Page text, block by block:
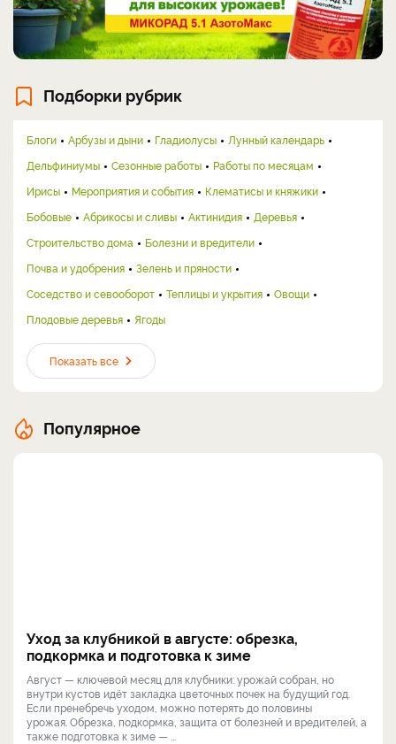
Подборки рубрик
Блоги Арбузы и дыни Гладиолусы
Лунный календарь
Дельфиниумы
Сезонные работы
Работы по месяцам
Ирисы
Мероприятия и события
Клематисы и княжики
Бобовые
Абрикосы и сливы Актинидия
Деревья
Строительство дома
Болезни и вредители
Почва и удобрения
Зелень и пряности
Соседство и севооборот
Теплицы и укрытия
Овощи
Плодовые деревья
Ягоды
Показать все
Популярное
Уход за клубникой в августе: обрезка,
подкормка и подготовка к зиме
Август — ключевой месяц для клубники: урожай собран, но
внутри кустов идёт закладка цветочных почек на будущий год.
Если пренебречь уходом, можно потерять до половины
урожая. Обрезка, подкормка, защита от болезней и вредителей, а
также подготовка к зиме — ...